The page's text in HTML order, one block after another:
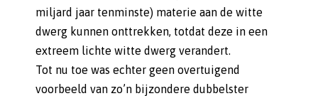
miljard jaar tenminste) materie aan de witte
dwerg kunnen onttrekken, totdat deze in een
extreem lichte witte dwerg verandert.
Tot nu toe was echter geen overtuigend
voorbeeld van zo’n bijzondere dubbelster